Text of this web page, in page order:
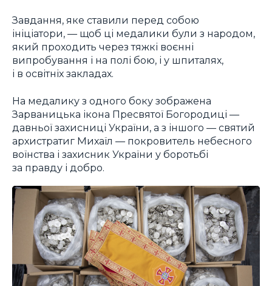
Завдання, яке ставили перед собою
ініціатори, — щоб ці медалики були з народом,
який проходить через тяжкі воєнні
випробування і на полі бою, і у шпиталях,
і в освітніх закладах.
На медалику з одного боку зображена
Зарваницька ікона Пресвятої Богородиці —
давньої захисниці України, а з іншого — святий
архистратиг Михаїл — покровитель небесного
воїнства і захисник України у боротьбі
за правду і добро.